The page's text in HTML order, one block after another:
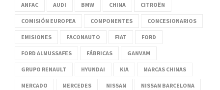
ANFAC AUDI BMW CHINA CITROËN
COMISIÓN EUROPEA COMPONENTES CONCESIONARIOS
EMISIONES FACONAUTO FIAT FORD
FORD ALMUSSAFES FÁBRICAS GANVAM
GRUPO RENAULT HYUNDAI KIA MARCAS CHINAS
MERCADO MERCEDES NISSAN NISSAN BARCELONA